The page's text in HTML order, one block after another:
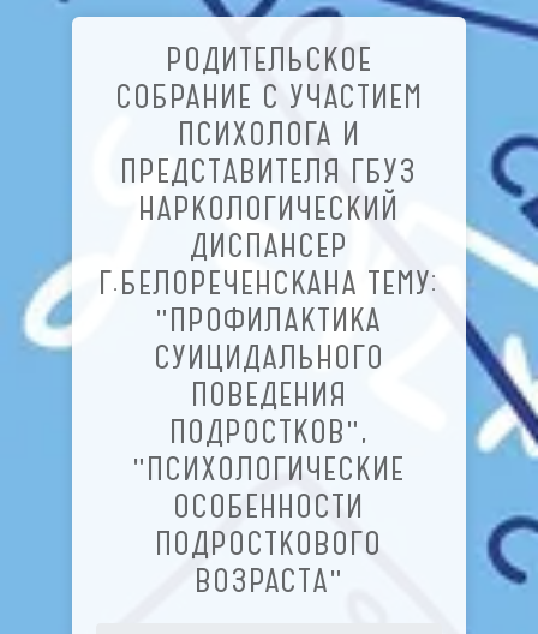
РОДИТЕЛЬСКОЕ
СОБРАНИЕ С УЧАСТИЕМ
ПСИХОЛОГА И
ПРЕДСТАВИТЕЛЯ ГБУЗ
НАРКОЛОГИЧЕСКИЙ
ДИСПАНСЕР
Г.БЕЛОРЕЧЕНСКАНА ТЕМУ:
"ПРОФИЛАКТИКА
СУИЦИДАЛЬНОГО
ПОВЕДЕНИЯ
ПОДРОСТКОВ",
"ПСИХОЛОГИЧЕСКИЕ
ОСОБЕННОСТИ
ПОДРОСТКОВОГО
ВОЗРАСТА"